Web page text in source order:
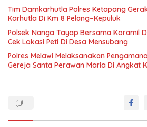
Tim Damkarhutla Polres Ketapang
Karhutla Di Km 8 Pelang–Kepuluk
Polsek Nanga Tayap Bersama Koramil
Cek Lokasi Peti Di Desa Mensubang
Polres Melawi Melaksanakan
Gereja Santa Perawan Maria Di Angkat